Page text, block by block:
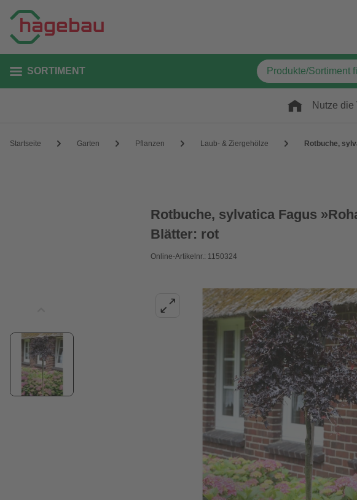
SORTIMENT
Nutze die
Startseite Garten Pflanzen Laub- & Ziergehölze Rotbuche,
Rotbuche, sylvatica Fagus
Blätter: rot
Online-Artikelnr.: 1150324